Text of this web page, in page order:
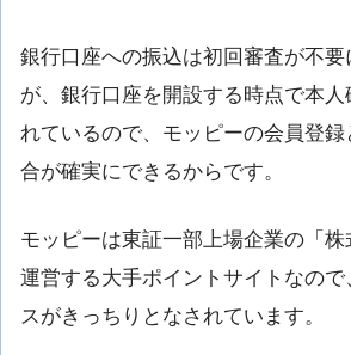
銀行口座への振込は初回審査が不
が、銀行口座を開設する時点で本
れているので、モッピーの会員登
合が確実にできるからです。
モッピーは東証一部上場企業の「
運営する大手ポイントサイトなの
スがきっちりとなされています。